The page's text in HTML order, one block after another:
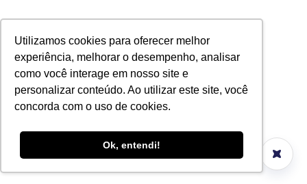
Utilizamos cookies para oferecer melhor
experiência, melhorar o desempenho, analisar
como você interage em nosso site e
personalizar conteúdo. Ao utilizar este site, você
concorda com o uso de cookies.
Ok, entendi!